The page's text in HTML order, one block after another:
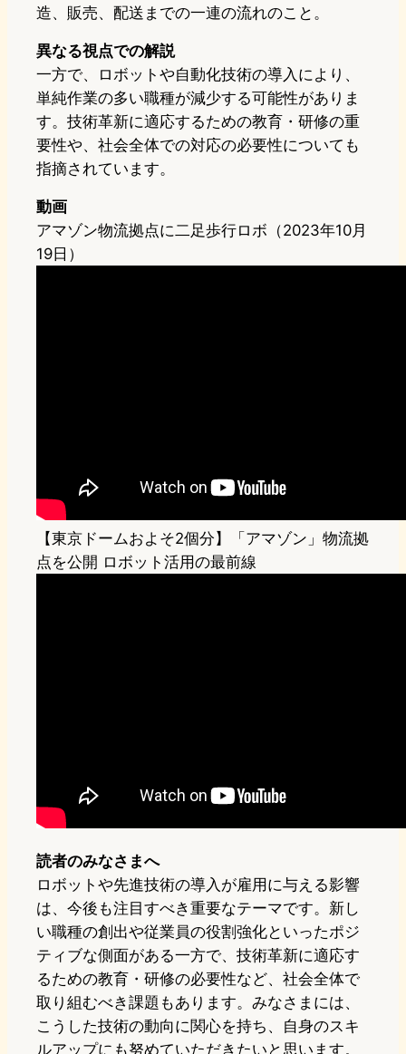
造、販売、配送までの一連の流れのこと。
異なる視点での解説
一方で、ロボットや自動化技術の導入により、
単純作業の多い職種が減少する可能性がありま
す。技術革新に適応するための教育・研修の重
要性や、社会全体での対応の必要性についても
指摘されています。
動画
アマゾン物流拠点に二足歩行ロボ（2023年10月
19日）
【東京ドームおよそ2個分】「アマゾン」物流拠
点を公開 ロボット活用の最前線
読者のみなさまへ
ロボットや先進技術の導入が雇用に与える影響
は、今後も注目すべき重要なテーマです。新し
い職種の創出や従業員の役割強化といったポジ
ティブな側面がある一方で、技術革新に適応す
るための教育・研修の必要性など、社会全体で
取り組むべき課題もあります。みなさまには、
こうした技術の動向に関心を持ち、自身のスキ
ルアップにも努めていただきたいと思います。